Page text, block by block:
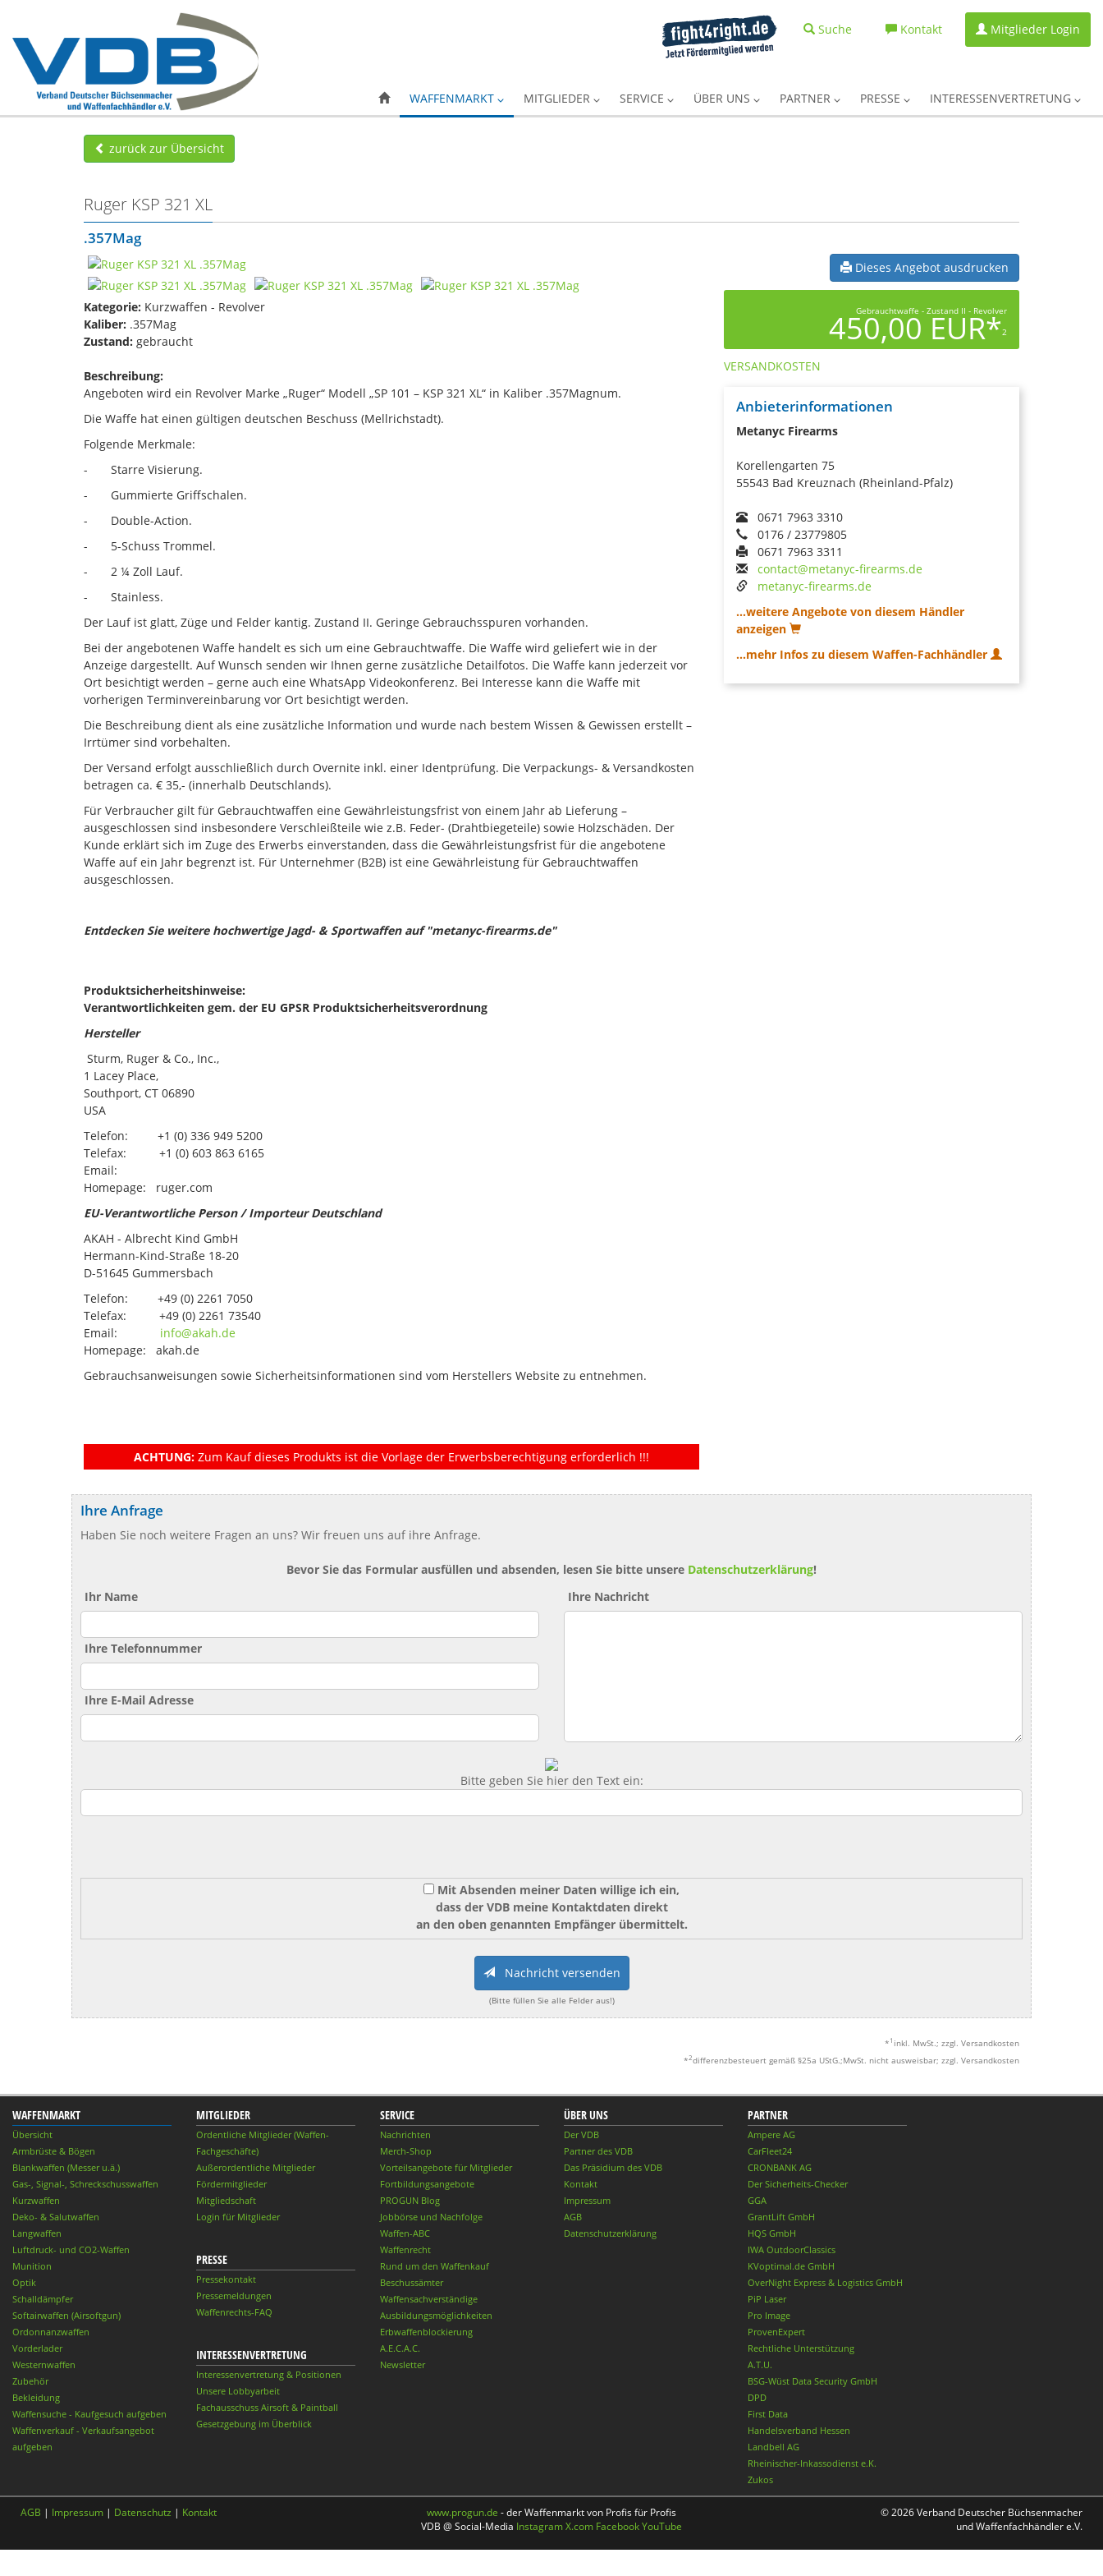
Suche Kontakt Mitglieder Login
WAFFENMARKT MITGLIEDER SERVICE ÜBER UNS PARTNER PRESSE INTERESSENVERTRETUNG
zurück zur Übersicht
Ruger KSP 321 XL
.357Mag
Kategorie: Kurzwaffen - Revolver
Kaliber: .357Mag
Zustand: gebraucht
Beschreibung:
Angeboten wird ein Revolver Marke „Ruger“ Modell „SP 101 – KSP 321 XL“ in Kaliber .357Magnum.
Die Waffe hat einen gültigen deutschen Beschuss (Mellrichstadt).
Folgende Merkmale:
- Starre Visierung.
- Gummierte Griffschalen.
- Double-Action.
- 5-Schuss Trommel.
- 2 ¼ Zoll Lauf.
- Stainless.
Der Lauf ist glatt, Züge und Felder kantig. Zustand II. Geringe Gebrauchsspuren vorhanden.
Bei der angebotenen Waffe handelt es sich um eine Gebrauchtwaffe. Die Waffe wird geliefert wie in der
Anzeige dargestellt. Auf Wunsch senden wir Ihnen gerne zusätzliche Detailfotos. Die Waffe kann jederzeit vor
Ort besichtigt werden – gerne auch eine WhatsApp Videokonferenz. Bei Interesse kann die Waffe mit
vorherigen Terminvereinbarung vor Ort besichtigt werden.
Die Beschreibung dient als eine zusätzliche Information und wurde nach bestem Wissen & Gewissen erstellt –
Irrtümer sind vorbehalten.
Der Versand erfolgt ausschließlich durch Overnite inkl. einer Identprüfung. Die Verpackungs- & Versandkosten
betragen ca. € 35,- (innerhalb Deutschlands).
Für Verbraucher gilt für Gebrauchtwaffen eine Gewährleistungsfrist von einem Jahr ab Lieferung –
ausgeschlossen sind insbesondere Verschleißteile wie z.B. Feder- (Drahtbiegeteile) sowie Holzschäden. Der
Kunde erklärt sich im Zuge des Erwerbs einverstanden, dass die Gewährleistungsfrist für die angebotene
Waffe auf ein Jahr begrenzt ist. Für Unternehmer (B2B) ist eine Gewährleistung für Gebrauchtwaffen
ausgeschlossen.
Entdecken Sie weitere hochwertige Jagd- & Sportwaffen auf "metanyc-firearms.de"
Produktsicherheitshinweise:
Verantwortlichkeiten gem. der EU GPSR Produktsicherheitsverordnung
Hersteller
Sturm, Ruger & Co., Inc.,
1 Lacey Place,
Southport, CT 06890
USA
Telefon: +1 (0) 336 949 5200
Telefax: +1 (0) 603 863 6165
Email:
Homepage: ruger.com
EU-Verantwortliche Person / Importeur Deutschland
AKAH - Albrecht Kind GmbH
Hermann-Kind-Straße 18-20
D-51645 Gummersbach
Telefon: +49 (0) 2261 7050
Telefax: +49 (0) 2261 73540
Email: info@akah.de
Homepage: akah.de
Gebrauchsanweisungen sowie Sicherheitsinformationen sind vom Herstellers Website zu entnehmen.
ACHTUNG: Zum Kauf dieses Produkts ist die Vorlage der Erwerbsberechtigung erforderlich !!!
Dieses Angebot ausdrucken
Gebrauchtwaffe - Zustand II - Revolver
450,00 EUR*2
VERSANDKOSTEN
Anbieterinformationen
Metanyc Firearms
Korellengarten 75
55543 Bad Kreuznach (Rheinland-Pfalz)
0671 7963 3310
0176 / 23779805
0671 7963 3311
contact@metanyc-firearms.de
metanyc-firearms.de
...weitere Angebote von diesem Händler
anzeigen
...mehr Infos zu diesem Waffen-Fachhändler
Ihre Anfrage
Haben Sie noch weitere Fragen an uns? Wir freuen uns auf ihre Anfrage.
Bevor Sie das Formular ausfüllen und absenden, lesen Sie bitte unsere Datenschutzerklärung!
Ihr Name
Ihre Telefonnummer
Ihre E-Mail Adresse
Ihre Nachricht
Bitte geben Sie hier den Text ein:
Mit Absenden meiner Daten willige ich ein,
dass der VDB meine Kontaktdaten direkt
an den oben genannten Empfänger übermittelt.
Nachricht versenden
(Bitte füllen Sie alle Felder aus!)
* 1 inkl. MwSt.; zzgl. Versandkosten
*2differenzbesteuert gemäß §25a UStG.;MwSt. nicht ausweisbar; zzgl. Versandkosten
WAFFENMARKT
Übersicht
Armbrüste & Bögen
Blankwaffen (Messer u.ä.)
Gas-, Signal-, Schreckschusswaffen
Kurzwaffen
Deko- & Salutwaffen
Langwaffen
Luftdruck- und CO2-Waffen
Munition
Optik
Schalldämpfer
Softairwaffen (Airsoftgun)
Ordonnanzwaffen
Vorderlader
Westernwaffen
Zubehör
Bekleidung
Waffensuche - Kaufgesuch aufgeben
Waffenverkauf - Verkaufsangebot
aufgeben
MITGLIEDER
Ordentliche Mitglieder (Waffen-
Fachgeschäfte)
Außerordentliche Mitglieder
Fördermitglieder
Mitgliedschaft
Login für Mitglieder
PRESSE
Pressekontakt
Pressemeldungen
Waffenrechts-FAQ
INTERESSENVERTRETUNG
Interessenvertretung & Positionen
Unsere Lobbyarbeit
Fachausschuss Airsoft & Paintball
Gesetzgebung im Überblick
SERVICE
Nachrichten
Merch-Shop
Vorteilsangebote für Mitglieder
Fortbildungsangebote
PROGUN Blog
Jobbörse und Nachfolge
Waffen-ABC
Waffenrecht
Rund um den Waffenkauf
Beschussämter
Waffensachverständige
Ausbildungsmöglichkeiten
Erbwaffenblockierung
A.E.C.A.C.
Newsletter
ÜBER UNS
Der VDB
Partner des VDB
Das Präsidium des VDB
Kontakt
Impressum
AGB
Datenschutzerklärung
PARTNER
Ampere AG
CarFleet24
CRONBANK AG
Der Sicherheits-Checker
GGA
GrantLift GmbH
HQS GmbH
IWA OutdoorClassics
KVoptimal.de GmbH
OverNight Express & Logistics GmbH
PiP Laser
Pro Image
ProvenExpert
Rechtliche Unterstützung
A.T.U.
BSG-Wüst Data Security GmbH
DPD
First Data
Handelsverband Hessen
Landbell AG
Rheinischer-Inkassodienst e.K.
Zukos
AGB | Impressum | Datenschutz | Kontakt www.progun.de - der Waffenmarkt von Profis für Profis
VDB @ Social-Media InstagramX.com FacebookYouTube
© 2026 Verband Deutscher Büchsenmacher
und Waffenfachhändler e.V.